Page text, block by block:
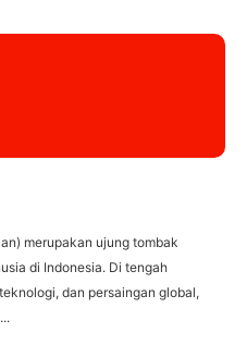
merupakan ujung tombak
di Indonesia. Di tengah
dan persaingan global,